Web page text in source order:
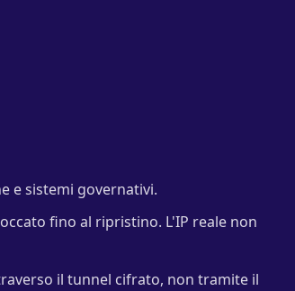
e sistemi governativi.
fino al ripristino. L'IP reale non
il tunnel cifrato, non tramite il